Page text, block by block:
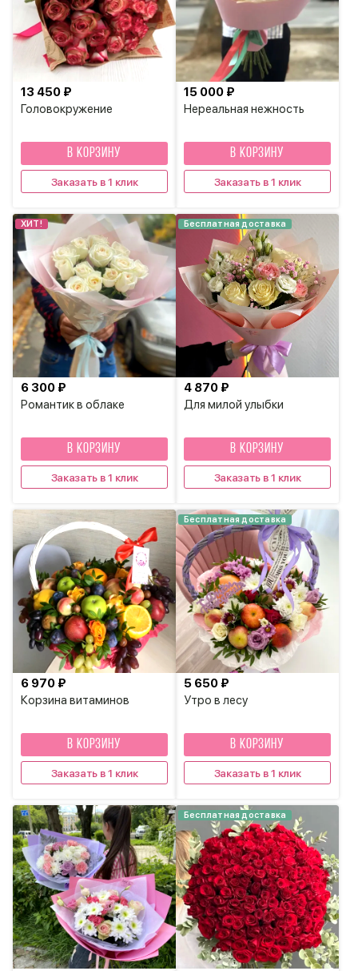
Головокружение
13 450 ₽
В КОРЗИНУ
Заказать в 1 клик
Нереальная нежность
15 000 ₽
В КОРЗИНУ
Заказать в 1 клик
ХИТ!
Романтик в облаке
6 300 ₽
В КОРЗИНУ
Заказать в 1 клик
Бесплатная доставка
Для милой улыбки
4 870 ₽
В КОРЗИНУ
Заказать в 1 клик
Корзина витаминов
6 970 ₽
В КОРЗИНУ
Заказать в 1 клик
Бесплатная доставка
Утро в лесу
5 650 ₽
В КОРЗИНУ
Заказать в 1 клик
Бесплатная доставка